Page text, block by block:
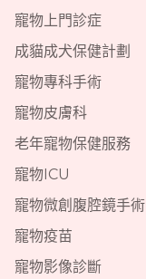
寵物上門診症
成貓成犬保健計劃
寵物專科手術
寵物皮膚科
老年寵物保健服務
寵物ICU
寵物微創腹腔鏡手術
寵物疫苗
寵物影像診斷